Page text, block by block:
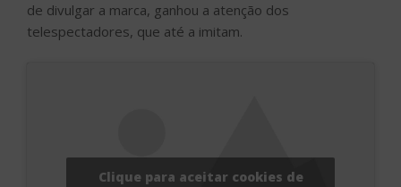
de divulgar a marca, ganhou a atenção dos
telespectadores, que até a imitam.
Clique para aceitar cookies de